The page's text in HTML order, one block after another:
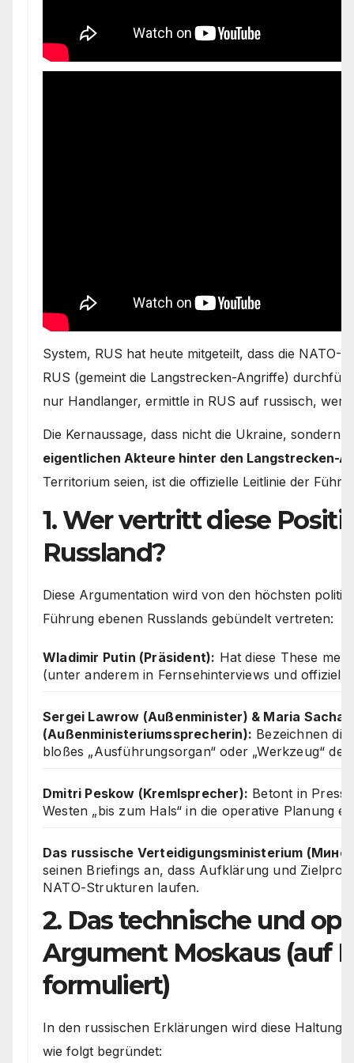
System, RUS hat heute mitgeteilt, dass die NATO-
RUS (gemeint die Langstrecken-Angriffe)
nur Handlanger, ermittle in RUS auf russisch, wer
Die Kernaussage, dass nicht die Ukraine, sondern
eigentlichen Akteure hinter den Langstrecken-
Territorium seien, ist die offizielle Leitlinie der
1. Wer vertritt diese
Russland?
Diese Argumentation wird von den höchsten
Führung ebenen Russlands gebündelt vertreten:
Wladimir Putin (Präsident): Hat diese These
(unter anderem in Fernsehinterviews und
Sergei Lawrow (Außenminister) & Maria
(Außenministeriumssprecherin): Bezeichnen
bloßes „Ausführungsorgan“ oder „Werkzeug“ des
Dmitri Peskow (Kremlsprecher): Betont in
Westen „bis zum Hals“ in die operative Planung
Das russische Verteidigungsministerium
seinen Briefings an, dass Aufklärung und
NATO-Strukturen laufen.
2. Das technische und
Argument Moskaus (auf
formuliert)
In den russischen Erklärungen wird diese Haltung
wie folgt begründet: